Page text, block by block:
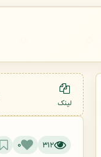
لینک
312
0